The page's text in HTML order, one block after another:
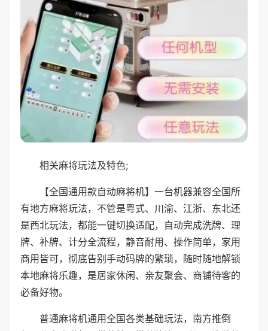
相关麻将玩法及特色;
【全国通用款自动麻将机】一台机器兼容全国所
有地方麻将玩法，不管是粤式、川渝、江浙、东北还
是西北玩法，都能一键切换适配，自动完成洗牌、理
牌、补牌、计分全流程，静音耐用、操作简单，家用
商用皆可，彻底告别手动码牌的繁琐，随时随地解锁
本地麻将乐趣，是居家休闲、亲友聚会、商铺待客的
必备好物。
普通麻将机通用全国各类基础玩法，南方推倒